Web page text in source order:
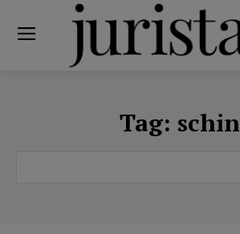
Tag: schin